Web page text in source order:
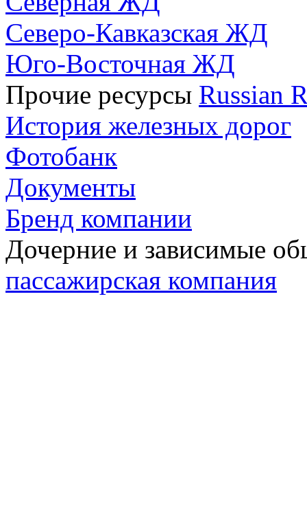
Северо-Кавказская ЖД
Юго-Восточная ЖД
Прочие ресурсы Russian
История железных дорог
Фотобанк
Документы
Бренд компании
Дочерние и зависимые
пассажирская компания